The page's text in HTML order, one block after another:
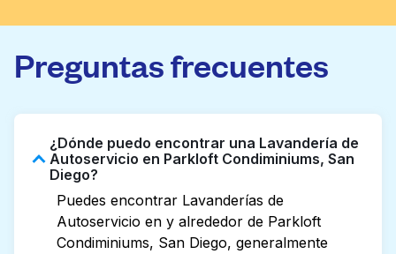
Preguntas frecuentes
¿Dónde puedo encontrar una Lavandería de
Autoservicio en Parkloft Condiminiums, San
Diego?
Puedes encontrar Lavanderías de
Autoservicio en y alrededor de Parkloft
Condiminiums, San Diego, generalmente